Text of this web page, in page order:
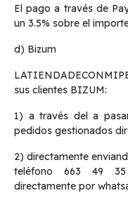
El pago a través de
un 3.5% sobre el
d) Bizum
sus clientes BIZUM:
1) a través del a
pedidos gestionados
2) directamente
teléfono 663 49
directamente por